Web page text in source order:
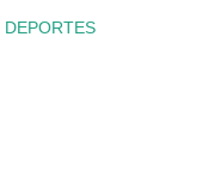
DEPORTES